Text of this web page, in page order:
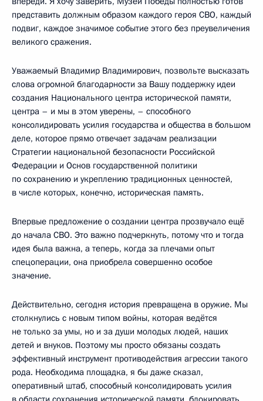
представить должным образом каждого героя СВО, каждый
подвиг, каждое значимое событие этого без преувеличения
великого сражения.
Уважаемый Владимир Владимирович, позвольте высказать
слова огромной благодарности за Вашу поддержку идеи
создания Национального центра исторической памяти,
центра – и мы в этом уверены, – способного
консолидировать усилия государства и общества в большом
деле, которое прямо отвечает задачам реализации
Стратегии национальной безопасности Российской
Федерации и Основ государственной политики
по сохранению и укреплению традиционных ценностей,
в числе которых, конечно, историческая память.
Впервые предложение о создании центра прозвучало ещё
до начала СВО. Это важно подчеркнуть, потому что и тогда
идея была важна, а теперь, когда за плечами опыт
спецоперации, она приобрела совершенно особое
значение.
Действительно, сегодня история превращена в оружие. Мы
столкнулись с новым типом войны, которая ведётся
не только за умы, но и за души молодых людей, наших
детей и внуков. Поэтому мы просто обязаны создать
эффективный инструмент противодействия агрессии такого
рода. Необходима площадка, я бы даже сказал,
оперативный штаб, способный консолидировать усилия